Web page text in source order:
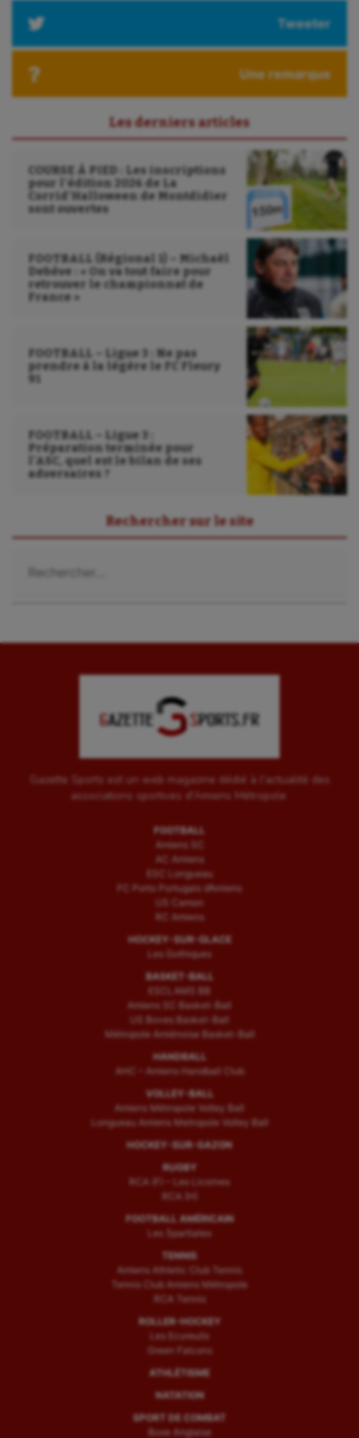
Tweeter
Une remarque
Les derniers articles
COURSE À PIED : Les inscriptions
pour l’édition 2026 de La
Corrid’Halloween de Montdidier
sont ouvertes
FOOTBALL (Régional 1) – Michaël
Debève : « On va tout faire pour
retrouver le championnat de
France »
FOOTBALL – Ligue 3 : Ne pas
prendre à la légère le FC Fleury
91
FOOTBALL – Ligue 3 :
Préparation terminée pour
l’ASC, quel est le bilan de ses
adversaires ?
Rechercher sur le site
Gazette Sports est un web magazine dédié à l'actualité des
associations sportives d'Amiens Métropole.
FOOTBALL
Amiens SC
AC Amiens
ESC Longueau
FC Porto Portugais d’Amiens
US Camon
RC Amiens
HOCKEY-SUR-GLACE
Les Gothiques
BASKET-BALL
ESCLAMS BB
Amiens SC Basket-Ball
US Boves Basket-Ball
Métropole Amiénoise Basket-Ball
HANDBALL
AHC – Amiens Handball Club
VOLLEY-BALL
Amiens Métropole Volley Ball
Longueau Amiens Metropole Volley Ball
HOCKEY-SUR-GAZON
RUGBY
RCA (F) – Les Licornes
RCA (H)
FOOTBALL AMÉRICAIN
Les Spartiates
TENNIS
Amiens Athletic Club Tennis
Tennis Club Amiens Métropole
RCA Tennis
ROLLER-HOCKEY
Les Ecureuils
Green Falcons
ATHLÉTISME
NATATION
SPORT DE COMBAT
Boxe Anglaise